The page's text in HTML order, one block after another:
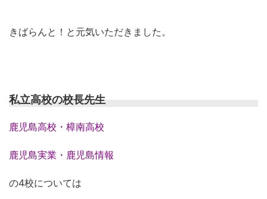
きばらんと！と元気いただきました。
私立高校の校長先生
鹿児島高校・樟南高校
鹿児島実業・鹿児島情報
の4校については